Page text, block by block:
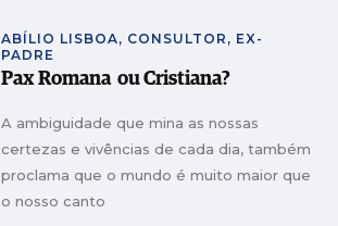
ABÍLIO LISBOA, CONSULTOR, EX-
PADRE
Pax Romana ou Cristiana?
A ambiguidade que mina as nossas
certezas e vivências de cada dia, também
proclama que o mundo é muito maior que
o nosso canto